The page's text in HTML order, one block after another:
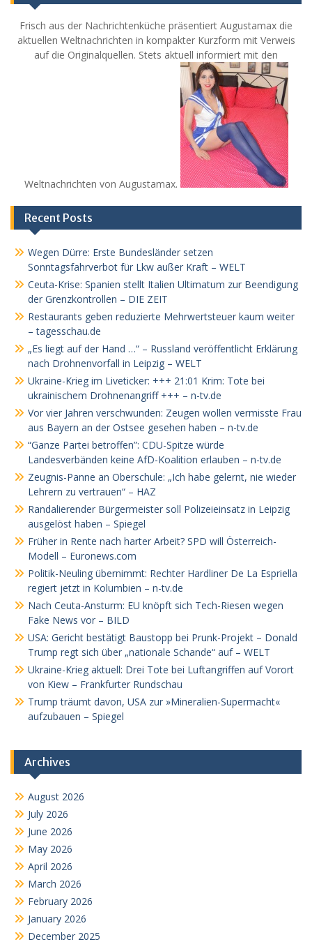
Frisch aus der Nachrichtenküche präsentiert Augustamax die
aktuellen Weltnachrichten in kompakter Kurzform mit Verweis
auf die Originalquellen. Stets aktuell informiert mit den
Weltnachrichten von Augustamax.
Recent Posts
Wegen Dürre: Erste Bundesländer setzen
Sonntagsfahrverbot für Lkw außer Kraft – WELT
Ceuta-Krise: Spanien stellt Italien Ultimatum zur Beendigung
der Grenzkontrollen – DIE ZEIT
Restaurants geben reduzierte Mehrwertsteuer kaum weiter
– tagesschau.de
„Es liegt auf der Hand …“ – Russland veröffentlicht Erklärung
nach Drohnenvorfall in Leipzig – WELT
Ukraine-Krieg im Liveticker: +++ 21:01 Krim: Tote bei
ukrainischem Drohnenangriff +++ – n-tv.de
Vor vier Jahren verschwunden: Zeugen wollen vermisste Frau
aus Bayern an der Ostsee gesehen haben – n-tv.de
“Ganze Partei betroffen”: CDU-Spitze würde
Landesverbänden keine AfD-Koalition erlauben – n-tv.de
Zeugnis-Panne an Oberschule: „Ich habe gelernt, nie wieder
Lehrern zu vertrauen“ – HAZ
Randalierender Bürgermeister soll Polizeieinsatz in Leipzig
ausgelöst haben – Spiegel
Früher in Rente nach harter Arbeit? SPD will Österreich-
Modell – Euronews.com
Politik-Neuling übernimmt: Rechter Hardliner De La Espriella
regiert jetzt in Kolumbien – n-tv.de
Nach Ceuta-Ansturm: EU knöpft sich Tech-Riesen wegen
Fake News vor – BILD
USA: Gericht bestätigt Baustopp bei Prunk-Projekt – Donald
Trump regt sich über „nationale Schande“ auf – WELT
Ukraine-Krieg aktuell: Drei Tote bei Luftangriffen auf Vorort
von Kiew – Frankfurter Rundschau
Trump träumt davon, USA zur »Mineralien-Supermacht«
aufzubauen – Spiegel
Archives
August 2026
July 2026
June 2026
May 2026
April 2026
March 2026
February 2026
January 2026
December 2025